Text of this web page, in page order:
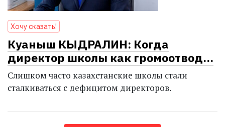
Хочу сказать!
Куаныш КЫДРАЛИН: Когда
директор школы как громоотвод…
Слишком часто казахстанские школы стали
сталкиваться с дефицитом директоров.